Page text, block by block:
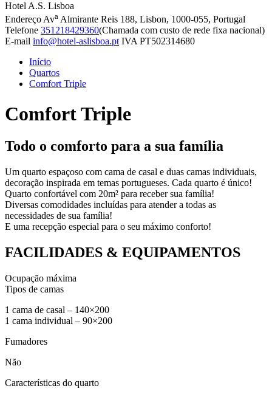
Hotel A.S. Lisboa
Endereço Ava Almirante Reis 188, Lisbon, 1000-055, Portugal
Telefone 351218429360(Chamada com custo de rede fixa nacional)
E-mail info@hotel-aslisboa.pt IVA PT502314680
Início
Quartos
Comfort Triple
Comfort Triple
Todo o comforto para a sua família
Um quarto espaçoso com cama de casal e duas camas individuais,
decoração inspirada em temas portugueses. Cada quarto é único!
Quarto confortável com 20m² para receber sua família!
Diversas comodidades incluídas para atender a todas as
necessidades de sua família!
E uma recepção especial para o seu máximo conforto!
FACILIDADES & EQUIPAMENTOS
Ocupação máxima
Tipos de camas
1 cama de casal – 140×200
1 cama individual – 90×200
Fumadores
Não
Características do quarto